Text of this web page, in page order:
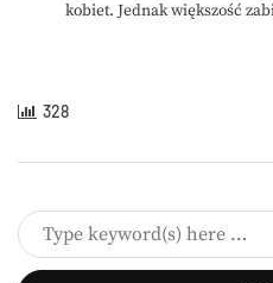
kobiet. Jednak większość
328